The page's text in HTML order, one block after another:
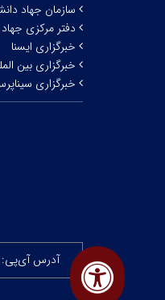
سازمان جهاد
دفتر مرکزی
خبرگزاری ایسنا
خبرگزاری بین
خبرگزاری
آدرس آی‌پی: